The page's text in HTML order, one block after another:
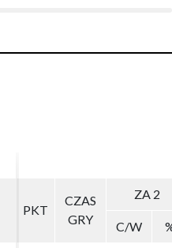
PKT
CZAS
GRY
ZA 2
C/W
PKT
CZAS
GRY
ZA 2
C/W